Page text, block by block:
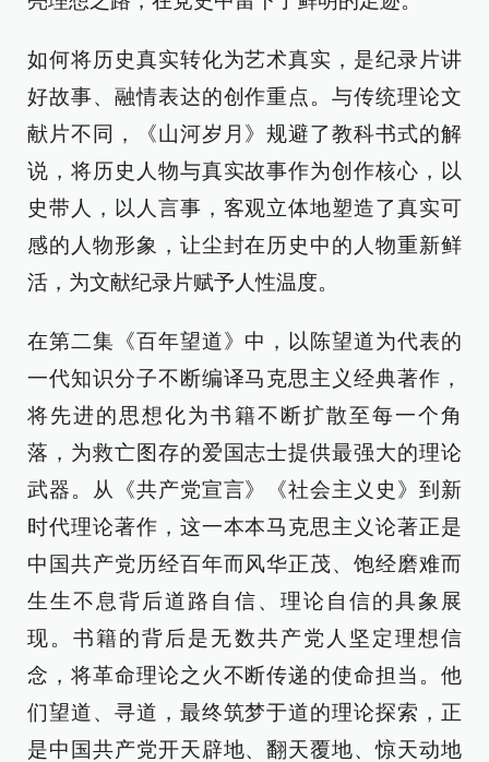
如何将历史真实转化为艺术真实，是纪录片讲
好故事、融情表达的创作重点。与传统理论文
献片不同，《山河岁月》规避了教科书式的解
说，将历史人物与真实故事作为创作核心，以
史带人，以人言事，客观立体地塑造了真实可
感的人物形象，让尘封在历史中的人物重新鲜
活，为文献纪录片赋予人性温度。
在第二集《百年望道》中，以陈望道为代表的
一代知识分子不断编译马克思主义经典著作，
将先进的思想化为书籍不断扩散至每一个角
落，为救亡图存的爱国志士提供最强大的理论
武器。从《共产党宣言》《社会主义史》到新
时代理论著作，这一本本马克思主义论著正是
中国共产党历经百年而风华正茂、饱经磨难而
生生不息背后道路自信、理论自信的具象展
现。书籍的背后是无数共产党人坚定理想信
念，将革命理论之火不断传递的使命担当。他
们望道、寻道，最终筑梦于道的理论探索，正
是中国共产党开天辟地、翻天覆地、惊天动地